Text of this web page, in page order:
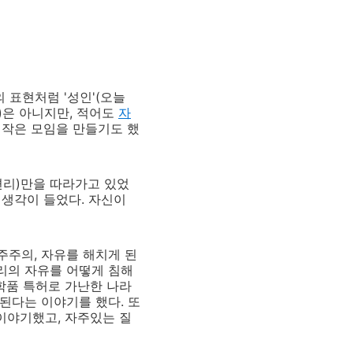
표현처럼 '성인'(오늘
아니지만, 적어도 자
은 모임을 만들기도 했
)만을 따라가고 있었
각이 들었다. 자신이
주의, 자유를 해치게 된
의 자유를 어떻게 침해
품 특허로 가난한 나라
다는 이야기를 했다. 또
야기했고, 자주있는 질